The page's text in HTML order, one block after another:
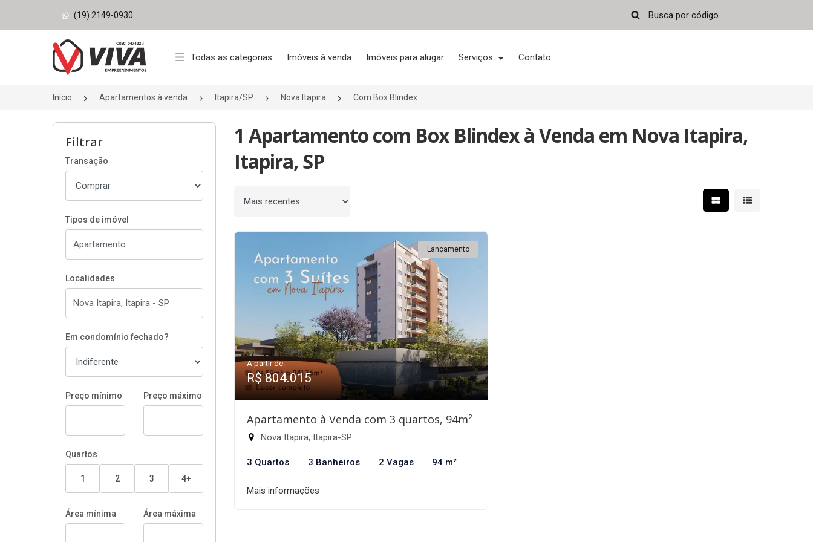
(19) 2149-0930
Página inicial
Todas as categorias Imóveis à venda Imóveis para alugar Serviços Contato
Início Apartamentos à venda Itapira/SP Nova Itapira Com Box Blindex
Filtrar
Transação
Tipos de imóvel
Localidades
Em condomínio fechado?
Preço mínimo Preço máximo
Quartos
1 2 3 4+
Área mínima Área máxima
1 Apartamento com Box Blindex à Venda em Nova Itapira,
Itapira, SP
Ordenar por Mostrar resultados em
Mostrar
Lançamento
A partir de:
R$ 804.015
Apartamento à Venda com 3 quartos, 94m²
Nova Itapira, Itapira-SP
3 Quartos 3 Banheiros 2 Vagas 94 m²
Mais informações